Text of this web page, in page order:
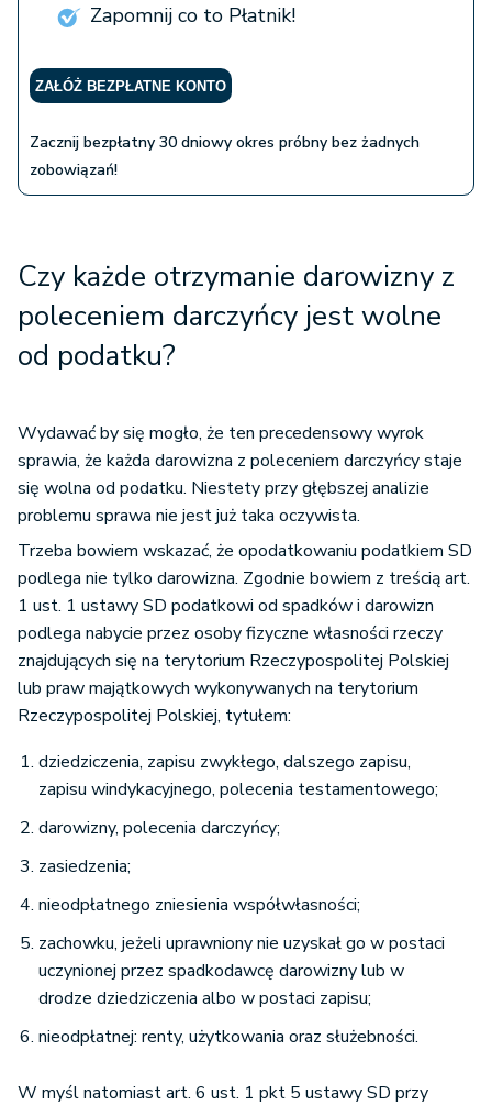
Zapomnij co to Płatnik!
ZAŁÓŻ BEZPŁATNE KONTO
Zacznij bezpłatny 30 dniowy okres próbny bez żadnych
zobowiązań!
Czy każde otrzymanie darowizny z
poleceniem darczyńcy jest wolne
od podatku?
Wydawać by się mogło, że ten precedensowy wyrok
sprawia, że każda darowizna z poleceniem darczyńcy staje
się wolna od podatku. Niestety przy głębszej analizie
problemu sprawa nie jest już taka oczywista.
Trzeba bowiem wskazać, że opodatkowaniu podatkiem SD
podlega nie tylko darowizna. Zgodnie bowiem z treścią art.
1 ust. 1 ustawy SD podatkowi od spadków i darowizn
podlega nabycie przez osoby fizyczne własności rzeczy
znajdujących się na terytorium Rzeczypospolitej Polskiej
lub praw majątkowych wykonywanych na terytorium
Rzeczypospolitej Polskiej, tytułem:
dziedziczenia, zapisu zwykłego, dalszego zapisu,
zapisu windykacyjnego, polecenia testamentowego;
darowizny, polecenia darczyńcy;
zasiedzenia;
nieodpłatnego zniesienia współwłasności;
zachowku, jeżeli uprawniony nie uzyskał go w postaci
uczynionej przez spadkodawcę darowizny lub w
drodze dziedziczenia albo w postaci zapisu;
nieodpłatnej: renty, użytkowania oraz służebności.
W myśl natomiast art. 6 ust. 1 pkt 5 ustawy SD przy